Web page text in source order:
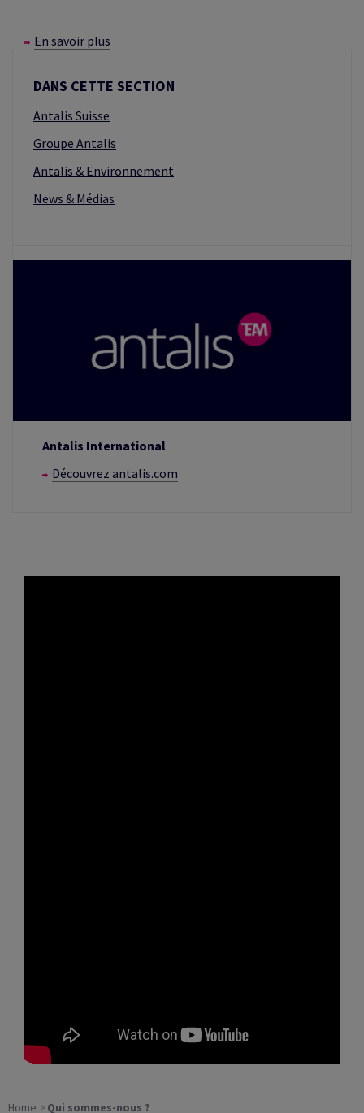
En savoir plus
DANS CETTE SECTION
Antalis Suisse
Groupe Antalis
Antalis & Environnement
News & Médias
Antalis International
Découvrez antalis.com
Home Qui sommes-nous ?